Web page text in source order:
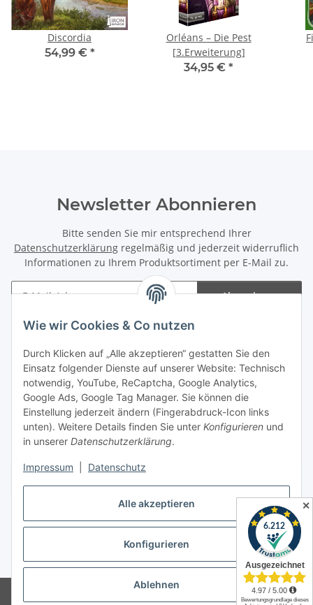
Alle akzeptieren
Konfigurieren
Ablehnen
Wie wir Cookies & Co nutzen
Durch Klicken auf „Alle akzeptieren“ gestatten Sie den
Einsatz folgender Dienste auf unserer Website: Technisch
notwendig, YouTube, ReCaptcha, Google Analytics,
Google Ads, Google Tag Manager. Sie können die
Einstellung jederzeit ändern (Fingerabdruck-Icon links
unten). Weitere Details finden Sie unter Konfigurieren und
in unserer Datenschutzerklärung.
Impressum Datenschutz
Discordia
54,99 € *
Orléans – Die Pest
[3.Erweiterung]
34,95 € *
Newsletter Abonnieren
Bitte senden Sie mir entsprechend Ihrer
Datenschutzerklärung regelmäßig und jederzeit widerruflich
Informationen zu Ihrem Produktsortiment per E-Mail zu.
Abonnieren
Newsletter Abonnieren
Informationen
Gesetzliche Informationen
Spieletreffs in Jülich & Umgebung
* Alle Preise inkl. gesetzlicher USt., zzgl.Versand
Brettspiele
✕